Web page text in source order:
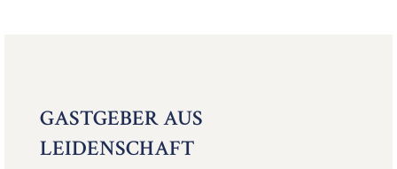
GASTGEBER AUS
LEIDENSCHAFT